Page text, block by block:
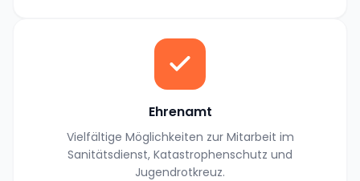
Ehrenamt
Vielfältige Möglichkeiten zur Mitarbeit im
Sanitätsdienst, Katastrophenschutz und
Jugendrotkreuz.